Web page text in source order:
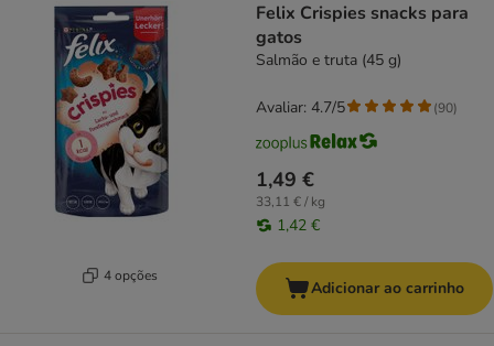
4 opções
Felix Crispies snacks para
gatos
Salmão e truta (45 g)
1,49 €
33,11 € / kg
1,42 €
Avaliar: 4.7/5 (90)
Adicionar ao carrinho